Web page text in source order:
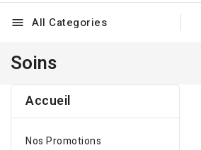
menu All Categories
Soins
Accueil
Nos Promotions